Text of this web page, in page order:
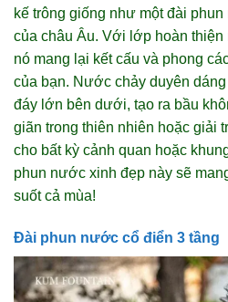
kế trông giống như một đài
của châu Âu. Với lớp hoàn
nó mang lại kết cấu và phong
của bạn. Nước chảy duyên
đáy lớn bên dưới, tạo ra bầu
giãn trong thiên nhiên hoặc giải
cho bất kỳ cảnh quan hoặc
phun nước xinh đẹp này sẽ
suốt cả mùa!
Đài phun nước cổ điển 3 tầng